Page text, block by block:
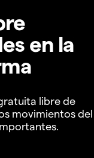
en la
libre de
movimientos del